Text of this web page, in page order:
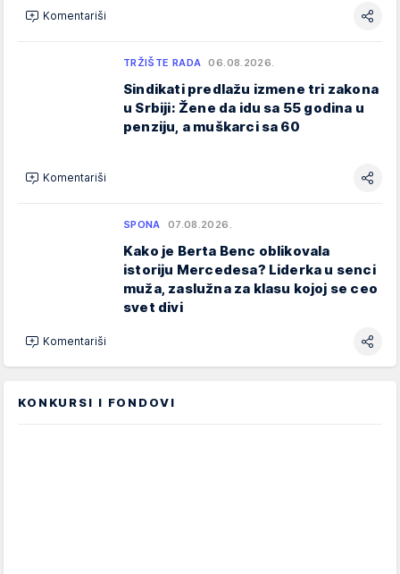
Komentariši
TRŽIŠTE RADA 06.08.2026.
Sindikati predlažu izmene tri zakona
u Srbiji: Žene da idu sa 55 godina u
penziju, a muškarci sa 60
Komentariši
SPONA 07.08.2026.
Kako je Berta Benc oblikovala
istoriju Mercedesa? Liderka u senci
muža, zaslužna za klasu kojoj se ceo
svet divi
Komentariši
KONKURSI I FONDOVI